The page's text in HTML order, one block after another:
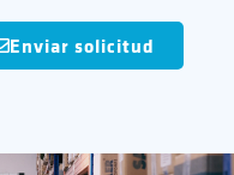
Enviar solicitud